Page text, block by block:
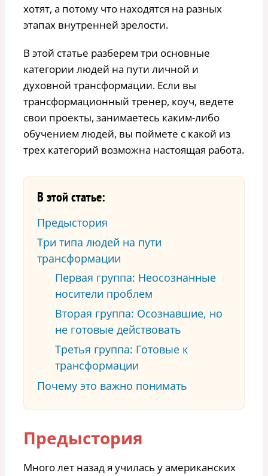
хотят, а потому что находятся на разных
этапах внутренней зрелости.
В этой статье разберем три основные
категории людей на пути личной и
духовной трансформации. Если вы
трансформационный тренер, коуч, ведете
свои проекты, занимаетесь каким-либо
обучением людей, вы поймете с какой из
трех категорий возможна настоящая работа.
В этой статье:
Предыстория
Три типа людей на пути
трансформации
Первая группа: Неосознанные
носители проблем
Вторая группа: Осознавшие, но
не готовые действовать
Третья группа: Готовые к
трансформации
Почему это важно понимать
Предыстория
Много лет назад я училась у американских